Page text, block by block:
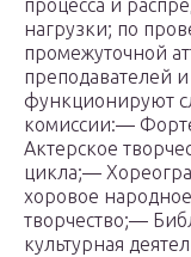
процесса и
нагрузки; по
промежуточной
преподавателей
функционируют
комиссии:—
Актерское
цикла;—
хоровое
творчество;—
культурная